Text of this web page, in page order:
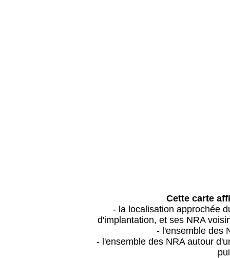
Cette carte
- la localisation approchée
d'implantation, et ses NRA
- l'ensemble des
- l'ensemble des NRA autour